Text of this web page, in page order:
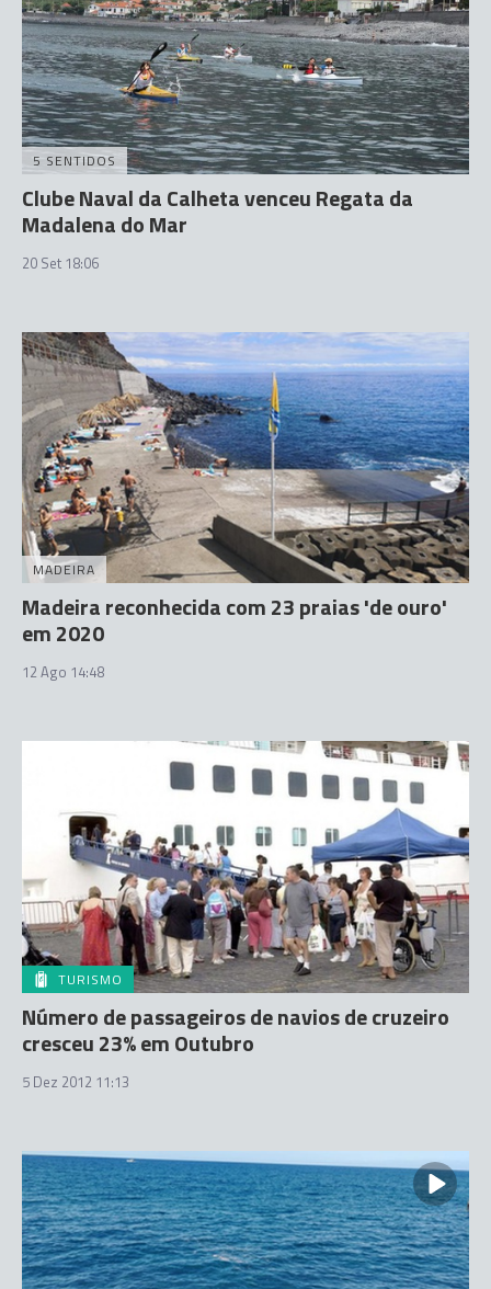
5 SENTIDOS
Clube Naval da Calheta venceu Regata da
Madalena do Mar
20 Set 18:06
MADEIRA
Madeira reconhecida com 23 praias 'de ouro'
em 2020
12 Ago 14:48
TURISMO
Número de passageiros de navios de cruzeiro
cresceu 23% em Outubro
5 Dez 2012 11:13